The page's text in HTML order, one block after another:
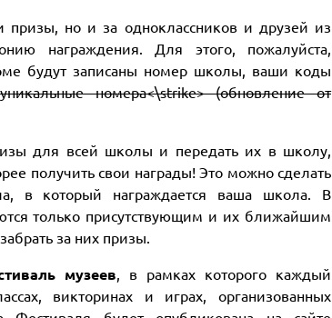
но и за одноклассников и друзей из
награждения. Для этого, пожалуйста,
будут записаны номер школы, ваши коды
уникальные номера<\strike> (обновление от
для всей школы и передать их в школу,
получить свои награды! Это можно сделать
в который награждается ваша школа. В
только присутствующим и их ближайшим
за них призы.
музеев , в рамках которого каждый
викторинах и играх, организованных